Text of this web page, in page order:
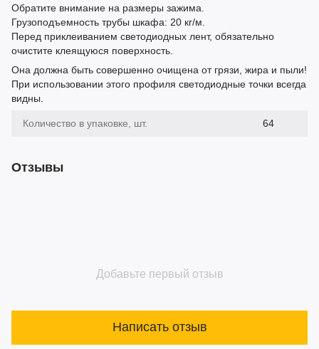
Обратите внимание на размеры зажима.
Грузоподъемность трубы шкафа: 20 кг/м.
Перед приклеиванием светодиодных лент, обязательно
очистите клеящуюся поверхность.
Она должна быть совершенно очищена от грязи, жира и пыли!
При использовании этого профиля светодиодные точки всегда
видны.
Количество в упаковке, шт. 64
Отзывы
Добавьте первый отзыв
Написать отзыв